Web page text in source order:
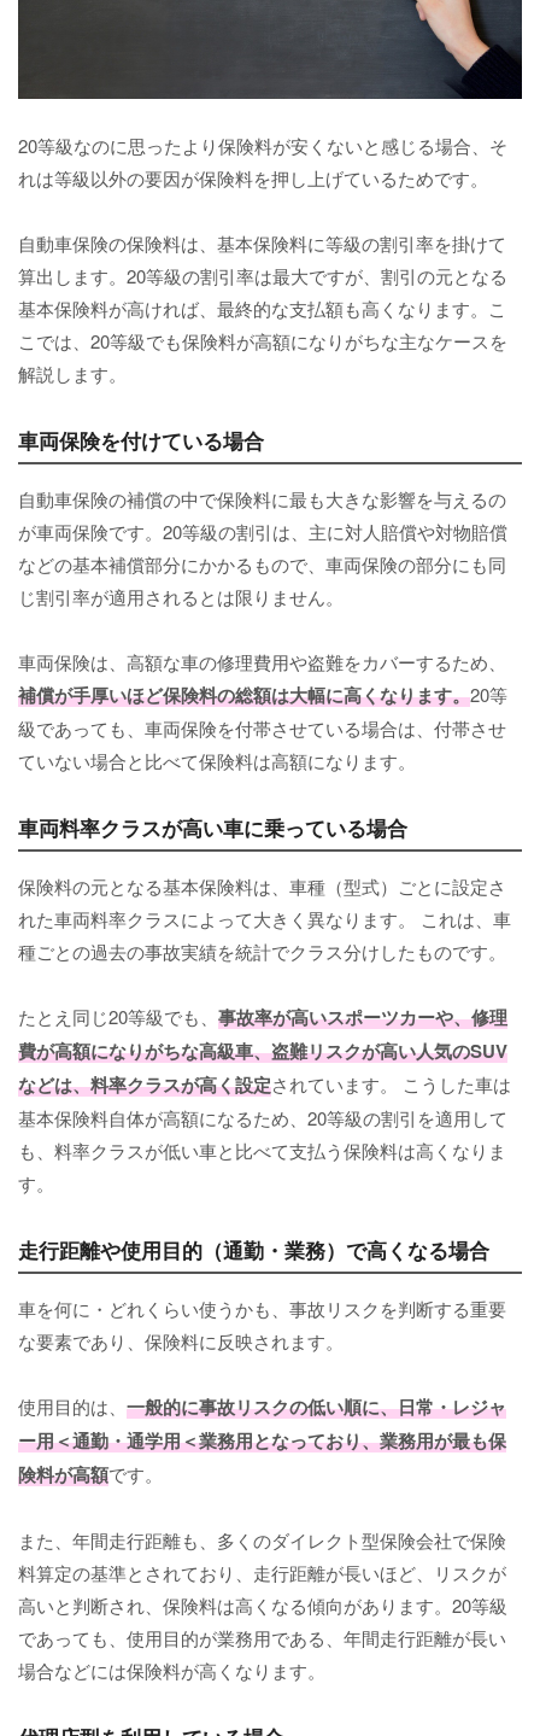
20等級なのに思ったより保険料が安くないと感じる場合、そ
れは等級以外の要因が保険料を押し上げているためです。
自動車保険の保険料は、基本保険料に等級の割引率を掛けて
算出します。20等級の割引率は最大ですが、割引の元となる
基本保険料が高ければ、最終的な支払額も高くなります。こ
こでは、20等級でも保険料が高額になりがちな主なケースを
解説します。
車両保険を付けている場合
自動車保険の補償の中で保険料に最も大きな影響を与えるの
が車両保険です。20等級の割引は、主に対人賠償や対物賠償
などの基本補償部分にかかるもので、車両保険の部分にも同
じ割引率が適用されるとは限りません。
車両保険は、高額な車の修理費用や盗難をカバーするため、
補償が手厚いほど保険料の総額は大幅に高くなります。20等
級であっても、車両保険を付帯させている場合は、付帯させ
ていない場合と比べて保険料は高額になります。
車両料率クラスが高い車に乗っている場合
保険料の元となる基本保険料は、車種（型式）ごとに設定さ
れた車両料率クラスによって大きく異なります。 これは、車
種ごとの過去の事故実績を統計でクラス分けしたものです。
たとえ同じ20等級でも、 事故率が高いスポーツカーや、修理
費が高額になりがちな高級車、盗難リスクが高い人気のSUV
などは、料率クラスが高く設定されています。 こうした車は
基本保険料自体が高額になるため、20等級の割引を適用して
も、料率クラスが低い車と比べて支払う保険料は高くなりま
す。
走行距離や使用目的（通勤・業務）で高くなる場合
車を何に・どれくらい使うかも、事故リスクを判断する重要
な要素であり、保険料に反映されます。
使用目的は、 一般的に事故リスクの低い順に、日常・レジャ
ー用＜通勤・通学用＜業務用となっており、業務用が最も保
険料が高額です。
また、年間走行距離も、多くのダイレクト型保険会社で保険
料算定の基準とされており、走行距離が長いほど、リスクが
高いと判断され、保険料は高くなる傾向があります。20等級
であっても、使用目的が業務用である、年間走行距離が長い
場合などには保険料が高くなります。